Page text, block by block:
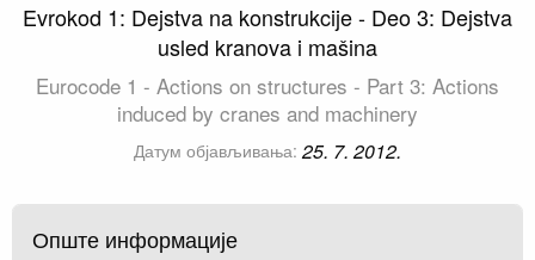
Evrokod 1: Dejstva na konstrukcije - Deo 3: Dejstva
usled kranova i mašina
Eurocode 1 - Actions on structures - Part 3: Actions
induced by cranes and machinery
Датум објављивања: 25. 7. 2012.
Опште информације